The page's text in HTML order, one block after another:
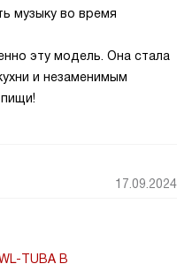
музыку во время
эту модель. Она стала
и незаменимым
17.09.2024
TUBA B